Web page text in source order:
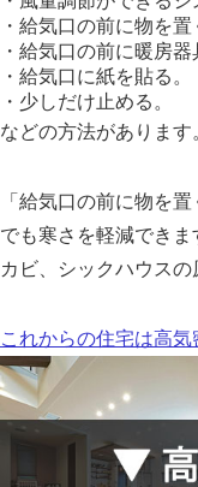
・給気口の前に物を置
・給気口の前に暖房器
・給気口に紙を貼る。
・少しだけ止める。
などの方法があります
給気口の前に物を置
でも寒さを軽減でき
カビ、シックハウスの
これからの住宅は高気